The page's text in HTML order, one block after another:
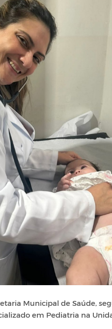
Municipal de Saúde,
em Pediatria na